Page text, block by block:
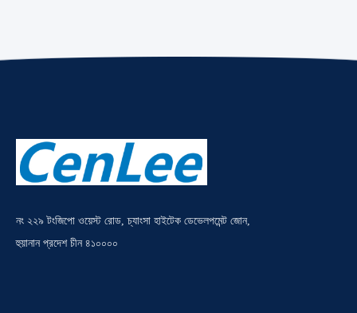
নং ২২৯ টংজিপো ওয়েস্ট রোড, চ্যাংসা হাইটেক ডেভেলপমেন্ট জোন,
হুয়ানান প্রদেশ চীন ৪১০০০০